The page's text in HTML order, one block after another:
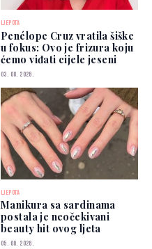
LJEPOTA
Penélope Cruz vratila šiške
u fokus: Ovo je frizura koju
ćemo viđati cijele jeseni
03. 08. 2026.
LJEPOTA
Manikura sa sardinama
postala je neočekivani
beauty hit ovog ljeta
05. 08. 2026.